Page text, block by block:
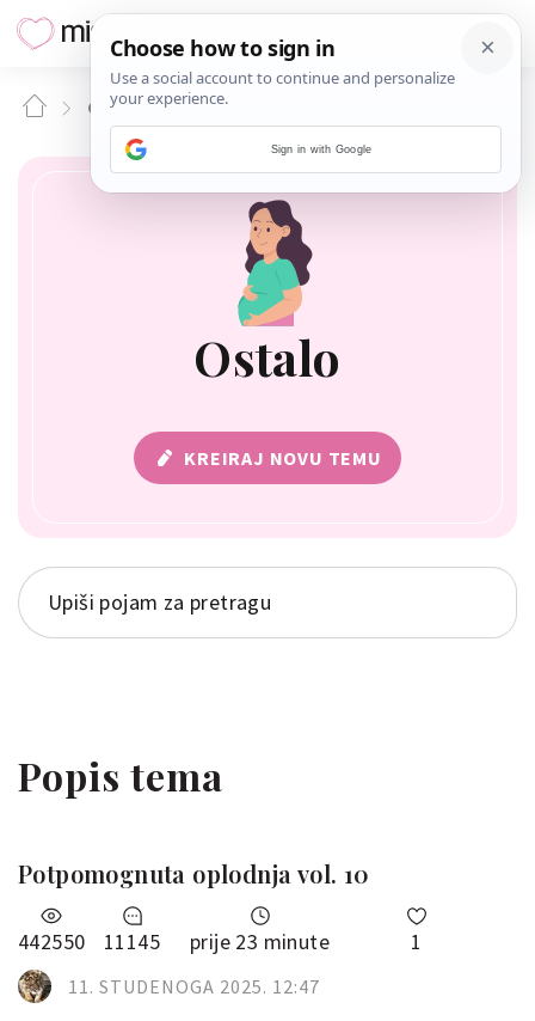
OSTALO
Ostalo
KREIRAJ NOVU TEMU
Popis tema
Potpomognuta oplodnja vol. 10
442550 11145 prije 23 minute 1
11. STUDENOGA 2025. 12:47
Sign in with Google